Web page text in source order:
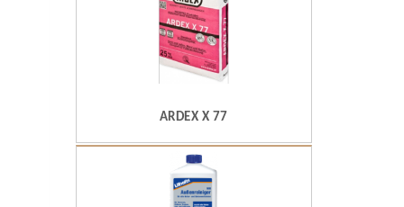
ARDEX X 77